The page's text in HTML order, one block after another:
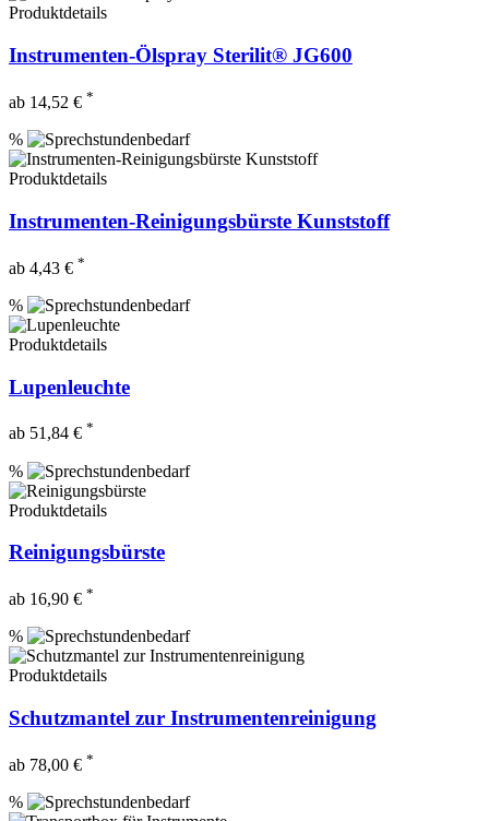
Produktdetails
Instrumenten-Ölspray Sterilit® JG600
ab 14,52 € *
%
Produktdetails
Instrumenten-Reinigungsbürste Kunststoff
ab 4,43 € *
%
Produktdetails
Lupenleuchte
ab 51,84 € *
%
Produktdetails
Reinigungsbürste
ab 16,90 € *
%
Produktdetails
Schutzmantel zur Instrumentenreinigung
ab 78,00 € *
%